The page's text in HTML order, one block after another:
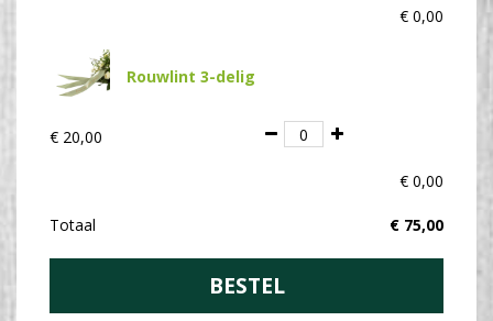
€ 0,00
Rouwlint 3-delig
€ 20,00
€ 0,00
Totaal € 75,00